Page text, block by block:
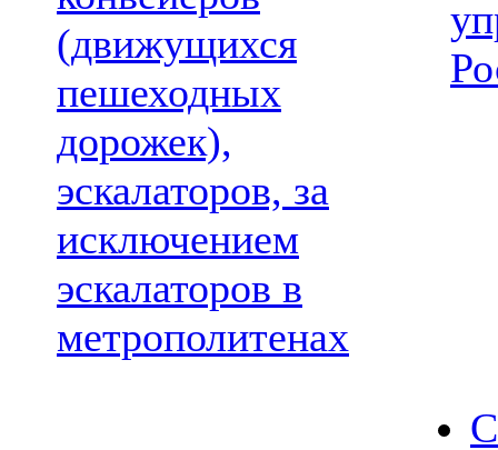
(движущихся
пешеходных
дорожек),
эскалаторов, за
исключением
эскалаторов в
метрополитенах